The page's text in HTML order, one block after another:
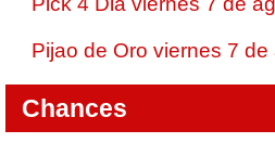
Pijao de Oro viernes 7
Chances